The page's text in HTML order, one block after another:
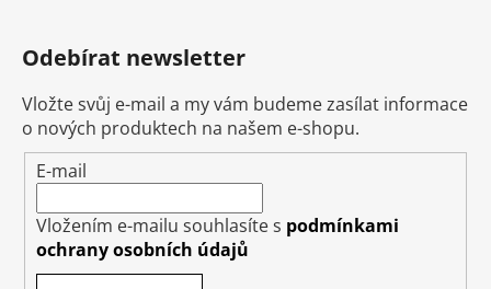
Odebírat newsletter
Vložte svůj e-mail a my vám budeme zasílat informace
o nových produktech na našem e-shopu.
E-mail
Vložením e-mailu souhlasíte s podmínkami
ochrany osobních údajů